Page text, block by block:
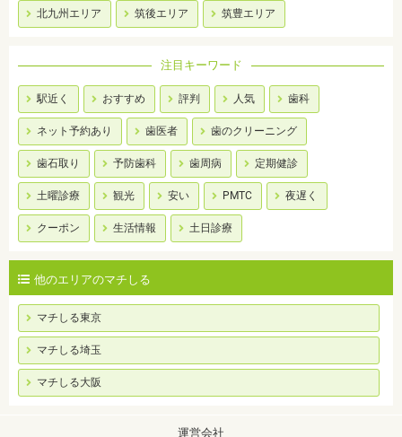
北九州エリア 筑後エリア 筑豊エリア
注目キーワード
駅近く おすすめ 評判 人気 歯科
ネット予約あり 歯医者 歯のクリーニング
歯石取り 予防歯科 歯周病 定期健診
土曜診療 観光 安い PMTC 夜遅く
クーポン 生活情報 土日診療
他のエリアのマチしる
マチしる東京
マチしる埼玉
マチしる大阪
運営会社